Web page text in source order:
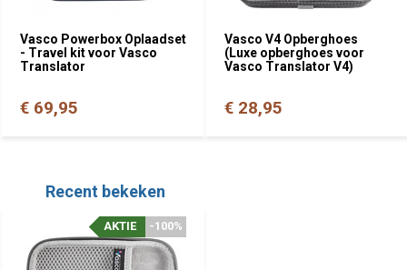
Vasco Powerbox Oplaadset
- Travel kit voor Vasco
Translator
€ 69,95
Vasco V4 Opberghoes
(Luxe opberghoes voor
Vasco Translator V4)
€ 28,95
Recent bekeken
-100%
AKTIE